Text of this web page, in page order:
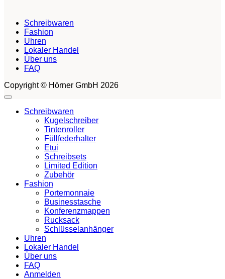
Schreibwaren
Fashion
Uhren
Lokaler Handel
Über uns
FAQ
Copyright © Hörner GmbH 2026
Schreibwaren
Kugelschreiber
Tintenroller
Füllfederhalter
Etui
Schreibsets
Limited Edition
Zubehör
Fashion
Portemonnaie
Businesstasche
Konferenzmappen
Rucksack
Schlüsselanhänger
Uhren
Lokaler Handel
Über uns
FAQ
Anmelden